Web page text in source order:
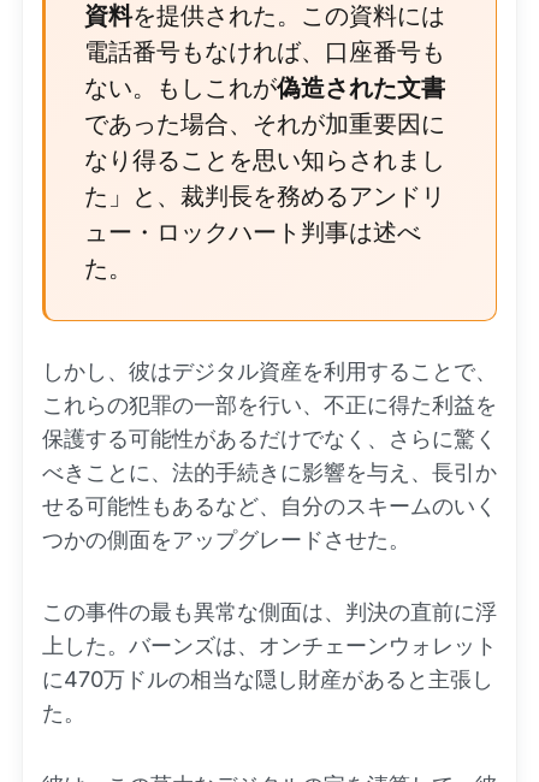
資料を提供された。この資料には
電話番号もなければ、口座番号も
ない。もしこれが偽造された文書
であった場合、それが加重要因に
なり得ることを思い知らされまし
た」と、裁判長を務めるアンドリ
ュー・ロックハート判事は述べ
た。
しかし、彼はデジタル資産を利用することで、
これらの犯罪の一部を行い、不正に得た利益を
保護する可能性があるだけでなく、さらに驚く
べきことに、法的手続きに影響を与え、長引か
せる可能性もあるなど、自分のスキームのいく
つかの側面をアップグレードさせた。
この事件の最も異常な側面は、判決の直前に浮
上した。バーンズは、オンチェーンウォレット
に470万ドルの相当な隠し財産があると主張し
た。